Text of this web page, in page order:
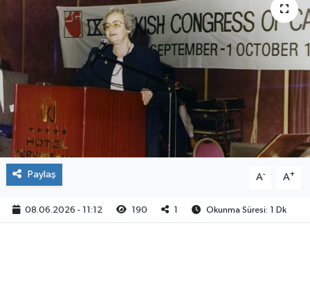
Paylaş A- A+
08.06.2026 - 11:12 190 1 Okunma Süresi: 1 Dk